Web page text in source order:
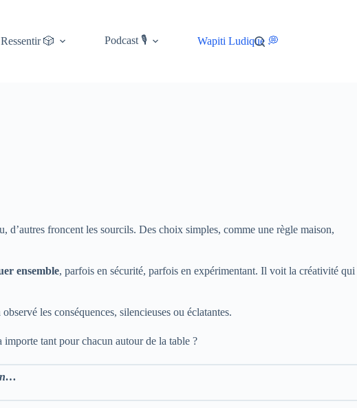
Ressentir 🎲 Podcast 🎙️ Wapiti Ludique 💭
d’autres froncent les sourcils. Des choix simples, comme une règle maison,
ensemble, parfois en sécurité, parfois en expérimentant. Il voit la créativité qui
les conséquences, silencieuses ou éclatantes.
tant pour chacun autour de la table ?